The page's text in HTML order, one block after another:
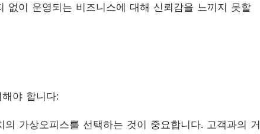
없이 운영되는 비즈니스에 대해 신뢰감을 느끼지 못할
야 합니다:
가상오피스를 선택하는 것이 중요합니다. 고객과의 거